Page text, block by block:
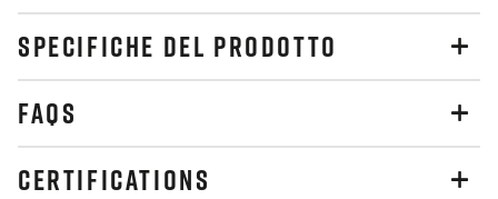
SPECIFICHE DEL PRODOTTO
FAQS
CERTIFICATIONS